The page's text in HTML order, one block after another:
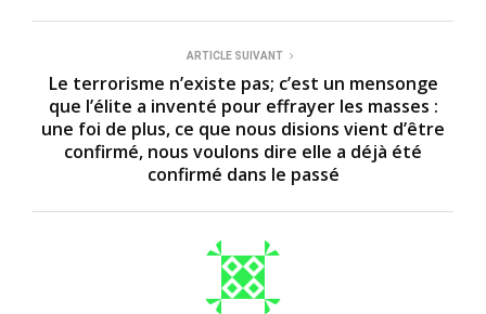
ARTICLE SUIVANT
Le terrorisme n’existe pas; c’est un mensonge
que l’élite a inventé pour effrayer les masses :
une foi de plus, ce que nous disions vient d’être
confirmé, nous voulons dire elle a déjà été
confirmé dans le passé